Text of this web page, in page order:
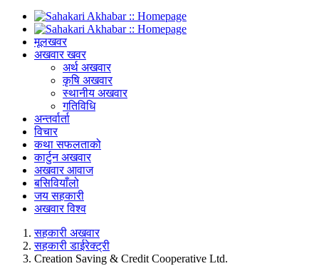
मूलखवर
अखवार खवर
अर्थ अखवार
कृषि अखवार
स्थानीय अखवार
गतिविधि
अन्तर्वार्ता
विचार
कथा सफलताको
कार्टुन अखवार
अखवार आवाज
बसिवियाँलो
जय सहकारी
अखवार विश्व
सहकारी अखवार
सहकारी डाईरेक्ट्री
Creation Saving & Credit Cooperative Ltd.